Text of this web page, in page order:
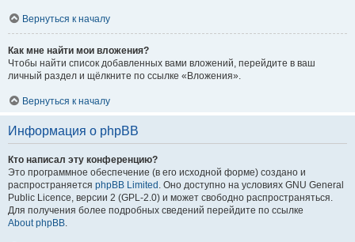
Вернуться к началу
Как мне найти мои вложения?
Чтобы найти список добавленных вами вложений, перейдите в ваш
личный раздел и щёлкните по ссылке «Вложения».
Вернуться к началу
Информация о phpBB
Кто написал эту конференцию?
Это программное обеспечение (в его исходной форме) создано и
распространяется phpBB Limited . Оно доступно на условиях GNU General
Public Licence, версии 2 (GPL-2.0) и может свободно распространяться.
Для получения более подробных сведений перейдите по ссылке
About phpBB.